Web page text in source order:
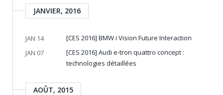
JANVIER, 2016
JAN 14
[CES 2016] BMW i Vision Future Interaction
JAN 07
[CES 2016] Audi e-tron quattro concept :
technologies détaillées
AOÛT, 2015